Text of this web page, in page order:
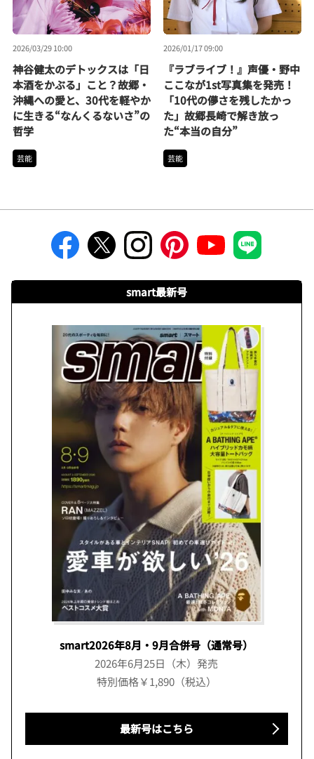
2026/03/29 10:00
神谷健太のデトックスは「日
本酒をかぶる」こと？故郷・
沖縄への愛と、30代を軽やか
に生きる“なんくるないさ”の
哲学
芸能
2026/01/17 09:00
『ラブライブ！』声優・野中
ここなが1st写真集を発売！
「10代の儚さを残したかっ
た」故郷長崎で解き放っ
た“本当の自分”
芸能
smart最新号
smart2026年8月・9月合併号（通常号）
2026年6月25日（木）発売
特別価格￥1,890（税込）
最新号はこちら